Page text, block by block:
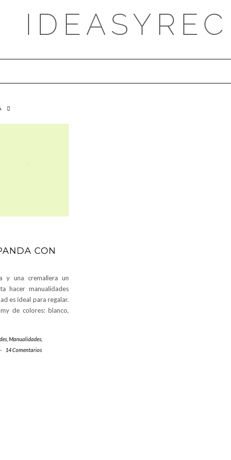
CON
y una cremallera un
hacer manualidades
es ideal para regalar.
de colores: blanco,
Manualidades
- 14 Comentarios